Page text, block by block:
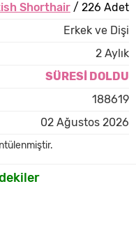
Shorthair/ 226 Adet
Erkek ve Dişi
2 Aylık
SÜRESİ DOLDU
188619
02 Ağustos 2026